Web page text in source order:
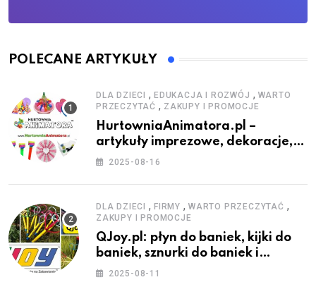
POLECANE ARTYKUŁY
DLA DZIECI , EDUKACJA I ROZWÓJ , WARTO
PRZECZYTAĆ , ZAKUPY I PROMOCJE
HurtowniaAnimatora.pl –
artykuły imprezowe, dekoracje,
stroje i akcesoria dla animatorów
2025-08-16
DLA DZIECI , FIRMY , WARTO PRZECZYTAĆ ,
ZAKUPY I PROMOCJE
QJoy.pl: płyn do baniek, kijki do
baniek, sznurki do baniek i
zestawy do baniek
2025-08-11